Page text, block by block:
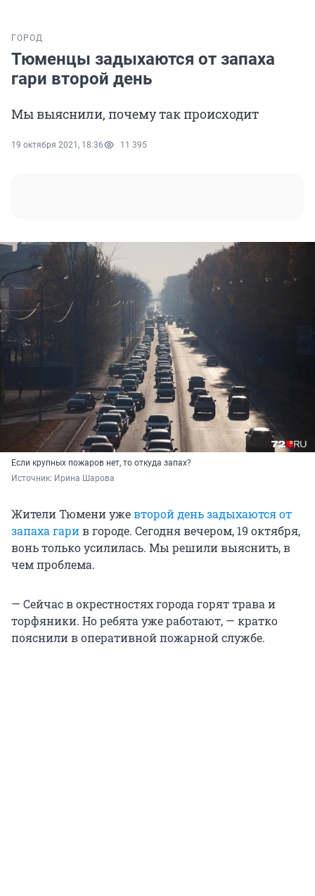
ГОРОД
Тюменцы задыхаются от запаха
гари второй день
Мы выяснили, почему так происходит
19 октября 2021, 18:36 11 395
Если крупных пожаров нет, то откуда запах?
Источник: Ирина Шарова
Жители Тюмени ужевторой день задыхаются от
запаха гарив городе. Сегодня вечером, 19 октября,
вонь только усилилась. Мы решили выяснить, в
чем проблема.
— Сейчас в окрестностях города горят трава и
торфяники. Но ребята уже работают, — кратко
пояснили в оперативной пожарной службе.